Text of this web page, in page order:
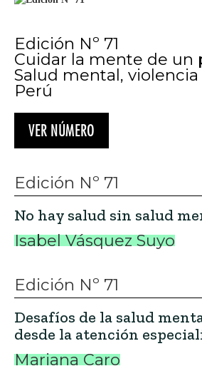
Edición Nº 71
Cuidar la mente de un
Salud mental, violencia
Perú
VER NÚMERO
Edición Nº 71
No hay salud sin salud
Isabel Vásquez Suyo
Edición Nº 71
Desafíos de la salud
desde la atención
Mariana Caro